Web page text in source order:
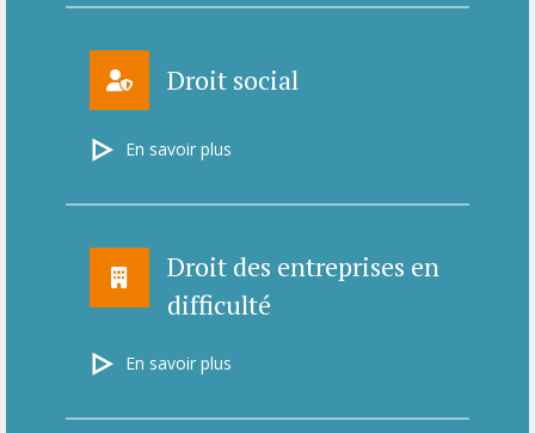
Droit social
En savoir plus
Droit des entreprises en
difficulté
En savoir plus